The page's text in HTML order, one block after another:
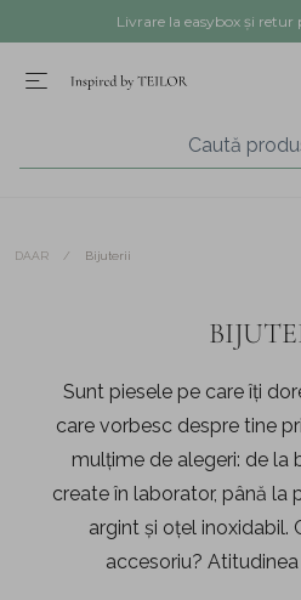
Livrare la easybox și retur
DAAR / Bijuterii
Sunt piesele pe care îți
care vorbesc despre tine
mulțime de alegeri: de la
create în laborator, până la
argint și oțel inoxidabil.
accesoriu?